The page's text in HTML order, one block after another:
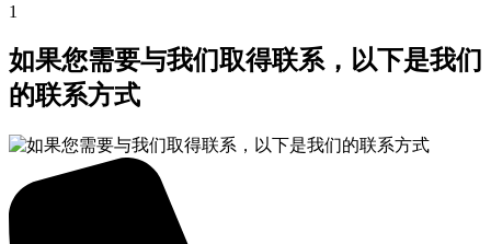
1
如果您需要与我们取得联系，以下是我们
的联系方式